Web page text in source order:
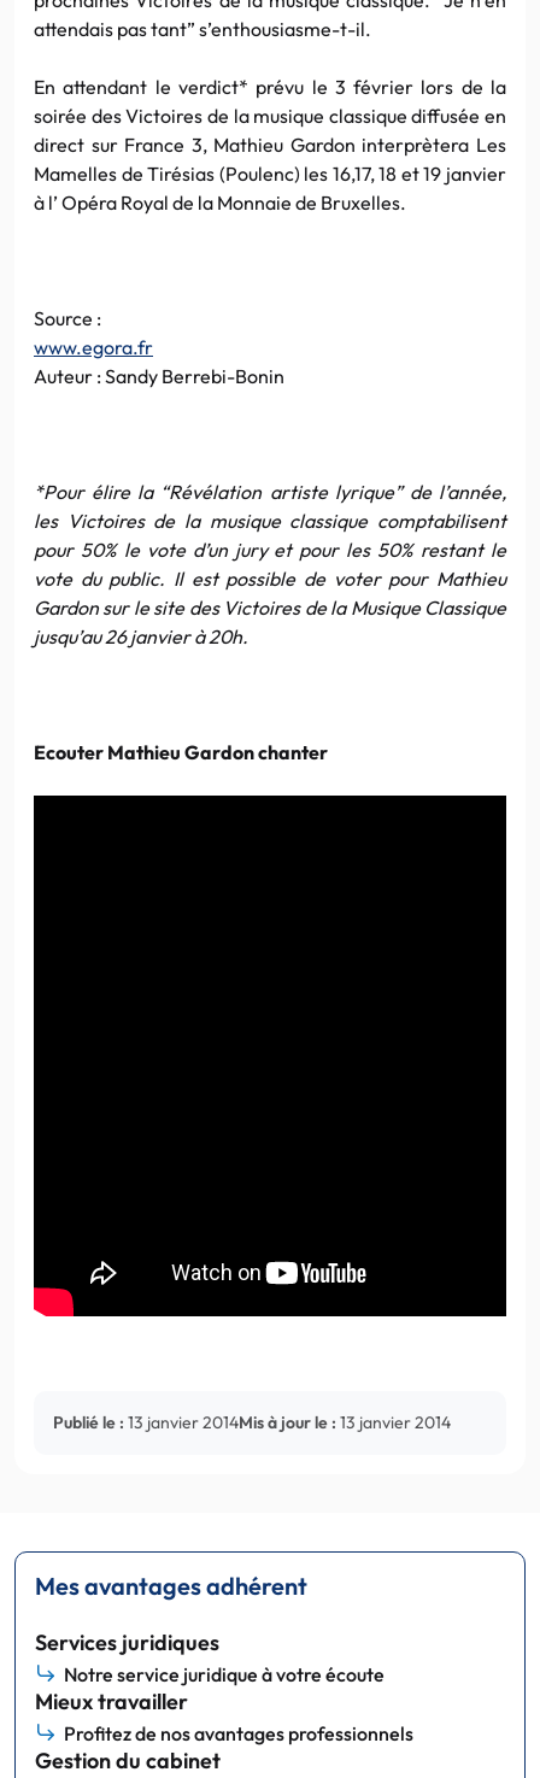
attendais pas tant” s’enthousiasme-t-il.
En attendant le verdict* prévu le 3 février lors de la
soirée des Victoires de la musique classique diffusée en
direct sur France 3, Mathieu Gardon interprètera Les
Mamelles de Tirésias (Poulenc) les 16,17, 18 et 19 janvier
à l’ Opéra Royal de la Monnaie de Bruxelles.
Source :
www.egora.fr
Auteur : Sandy Berrebi-Bonin
*Pour élire la “Révélation artiste lyrique” de l’année,
les Victoires de la musique classique comptabilisent
pour 50% le vote d’un jury et pour les 50% restant le
vote du public. Il est possible de voter pour Mathieu
Gardon sur le site des Victoires de la Musique Classique
jusqu’au 26 janvier à 20h.
Ecouter Mathieu Gardon chanter
Publié le : 13 janvier 2014Mis à jour le : 13 janvier 2014
Mes avantages adhérent
Services juridiques
Notre service juridique à votre écoute
Mieux travailler
Profitez de nos avantages professionnels
Gestion du cabinet